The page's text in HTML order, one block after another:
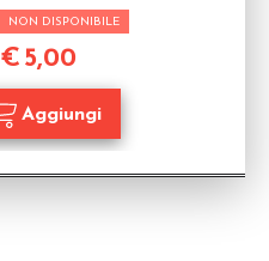
NON DISPONIBILE
€ 5,00